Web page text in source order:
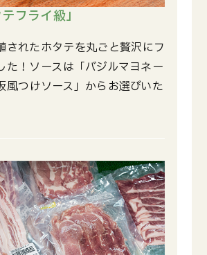
フライ級」
されたホタテを丸ごと贅沢にフ
た！ソースは「バジルマヨネー
風つけソース」からお選びいた